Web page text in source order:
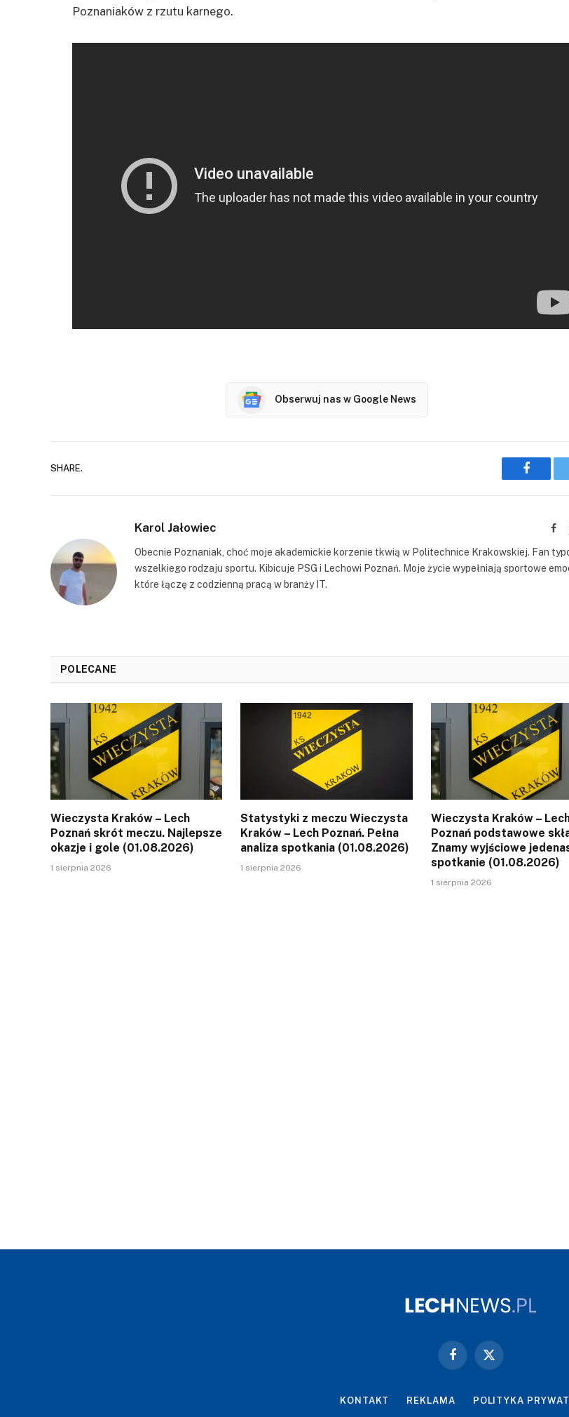
Poznaniaków z rzutu karnego.
Obserwuj nas w Google News
SHARE.
Karol Jałowiec
Obecnie Poznaniak, choć moje akademickie korzenie tkwią w Politechnice Krakowskiej. Fan
wszelkiego rodzaju sportu. Kibicuje PSG i Lechowi Poznań. Moje życie wypełniają sportowe
które łączę z codzienną pracą w branży IT.
POLECANE
Wieczysta Kraków – Lech
Poznań skrót meczu. Najlepsze
okazje i gole (01.08.2026)
1 sierpnia 2026
Statystyki z meczu Wieczysta
Kraków – Lech Poznań. Pełna
analiza spotkania (01.08.2026)
1 sierpnia 2026
Wieczysta Kraków –
Poznań podstawowe
Znamy wyjściowe
spotkanie (01.08.2026)
1 sierpnia 2026
Facebook
X
KONTAKT REKLAMA POLITYKA